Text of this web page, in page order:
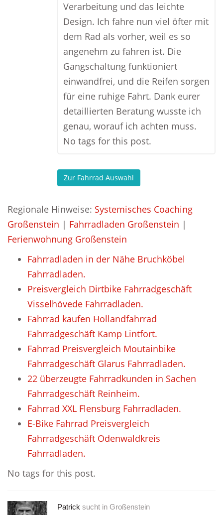
Verarbeitung und das leichte
Design. Ich fahre nun viel öfter mit
dem Rad als vorher, weil es so
angenehm zu fahren ist. Die
Gangschaltung funktioniert
einwandfrei, und die Reifen sorgen
für eine ruhige Fahrt. Dank eurer
detaillierten Beratung wusste ich
genau, worauf ich achten muss.
No tags for this post.
Zur Fahrrad Auswahl
Regionale Hinweise: Systemisches Coaching
Großenstein | Fahrradladen Großenstein |
Ferienwohnung Großenstein
Fahrradladen in der Nähe Bruchköbel
Fahrradladen.
Preisvergleich Dirtbike Fahrradgeschäft
Visselhövede Fahrradladen.
Fahrrad kaufen Hollandfahrrad
Fahrradgeschäft Kamp Lintfort.
Fahrrad Preisvergleich Moutainbike
Fahrradgeschäft Glarus Fahrradladen.
22 überzeugte Fahrradkunden in Sachen
Fahrradgeschäft Reinheim.
Fahrrad XXL Flensburg Fahrradladen.
E-Bike Fahrrad Preisvergleich
Fahrradgeschäft Odenwaldkreis
Fahrradladen.
No tags for this post.
Patrick sucht in Großenstein